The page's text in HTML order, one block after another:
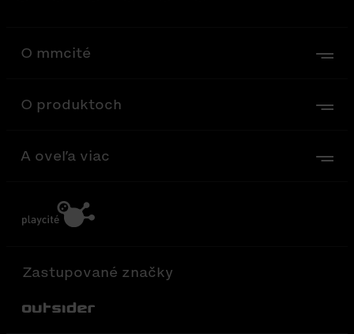
O mmcité
O produktoch
A oveľa viac
Zastupované značky
Out-Sider